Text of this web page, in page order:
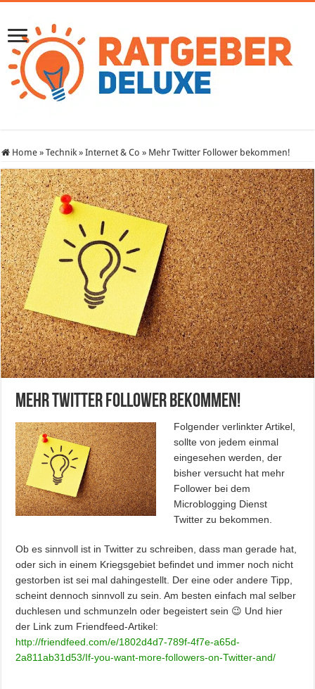
Home » Technik » Internet & Co » Mehr Twitter Follower bekommen!
Mehr Twitter Follower bekommen!
Folgender verlinkter Artikel,
sollte von jedem einmal
eingesehen werden, der
bisher versucht hat mehr
Follower bei dem
Microblogging Dienst
Twitter zu bekommen.
Ob es sinnvoll ist in Twitter zu schreiben, dass man gerade hat,
oder sich in einem Kriegsgebiet befindet und immer noch nicht
gestorben ist sei mal dahingestellt. Der eine oder andere Tipp,
scheint dennoch sinnvoll zu sein. Am besten einfach mal selber
duchlesen und schmunzeln oder begeistert sein 😉 Und hier
der Link zum Friendfeed-Artikel:
http://friendfeed.com/e/1802d4d7-789f-4f7e-a65d-
2a811ab31d53/If-you-want-more-followers-on-Twitter-and/